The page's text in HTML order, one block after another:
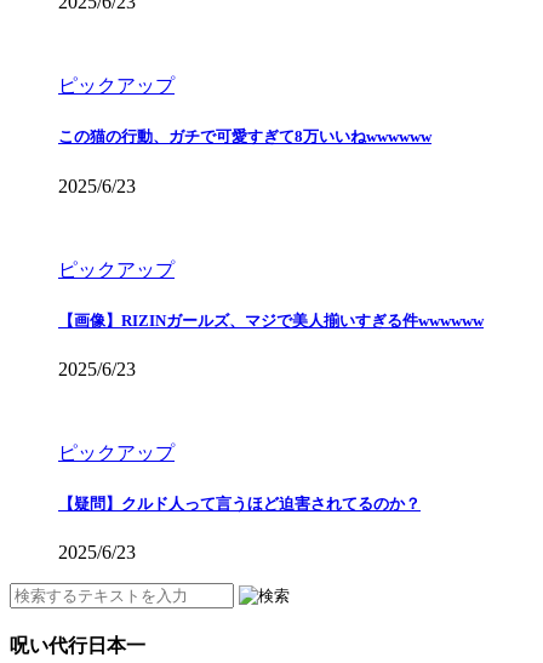
ピックアップ
この猫の行動、ガチで可愛すぎて8万いいねwwwwww
2025/6/23
ピックアップ
【画像】RIZINガールズ、マジで美人揃いすぎる件wwwwww
2025/6/23
ピックアップ
【疑問】クルド人って言うほど迫害されてるのか？
2025/6/23
呪い代行日本一